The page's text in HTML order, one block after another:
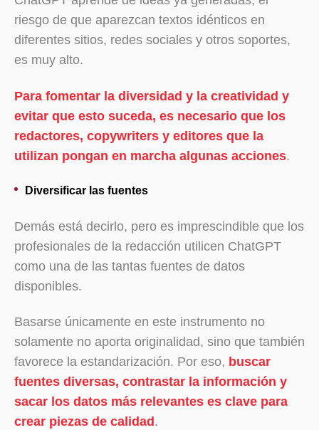
riesgo de que aparezcan textos idénticos en
diferentes sitios, redes sociales y otros soportes,
es muy alto.
Para fomentar la diversidad y la creatividad y
evitar que esto suceda, es necesario que los
redactores, copywriters y editores que la
utilizan pongan en marcha algunas acciones.
Diversificar las fuentes
Demás está decirlo, pero es imprescindible que los
profesionales de la redacción utilicen ChatGPT
como una de las tantas fuentes de datos
disponibles.
Basarse únicamente en este instrumento no
solamente no aporta originalidad, sino que también
favorece la estandarización. Por eso, buscar
fuentes diversas, contrastar la información y
sacar los datos más relevantes es clave para
crear piezas de calidad .